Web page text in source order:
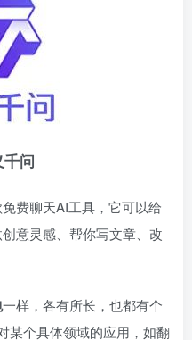
千问
费聊天AI工具，它可以给
意灵感、帮你写文章、改
一样，各有所长，也都有个
某个具体领域的应用，如翻